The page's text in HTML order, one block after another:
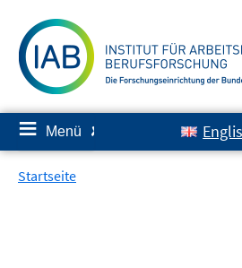
zum
Inhalt
≡ Menü ✘
Startseite